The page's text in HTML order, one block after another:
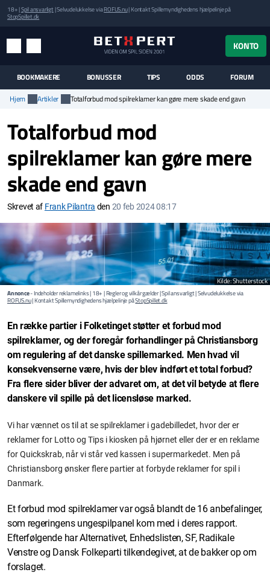
18+ |Spil ansvarligt| Selvudelukkelse viaROFUS.nu| Kontakt Spillemyndighedens hjælpelinje på
StopSpillet.dk
KONTO
MENUEN
BOOKMAKERE BONUSSER TIPS ODDS
FORUM
Hjem
Artikler Totalforbud mod spilreklamer kan gøre mere skade end gavn
Totalforbud mod
spilreklamer kan gøre mere
skade end gavn
Skrevet af Frank Pilantra den 20 feb 2024 08:17
Kilde: Shutterstock
Annonce- Indeholder reklamelinks | 18+ | Regler og vilkår gælder | Spil ansvarligt | Selvudelukkelse via
ROFUS.nu| Kontakt Spillemyndighedens hjælpelinje påStopSpillet.dk
En række partier i Folketinget støtter et forbud mod
spilreklamer, og der foregår forhandlinger på Christiansborg
om regulering af det danske spillemarked. Men hvad vil
konsekvenserne være, hvis der blev indført et total forbud?
Fra flere sider bliver der advaret om, at det vil betyde at flere
danskere vil spille på det licensløse marked.
Vi har vænnet os til at se spilreklamer i gadebilledet, hvor der er
reklamer for Lotto og Tips i kiosken på hjørnet eller der er en reklame
for Quickskrab, når vi står ved kassen i supermarkedet. Men på
Christiansborg ønsker flere partier at forbyde reklamer for spil i
Danmark.
Et forbud mod spilreklamer var også blandt de 16 anbefalinger,
som regeringens ungespilpanel kom med i deres rapport.
Efterfølgende har Alternativet, Enhedslisten, SF, Radikale
Venstre og Dansk Folkeparti tilkendegivet, at de bakker op om
forslaget.